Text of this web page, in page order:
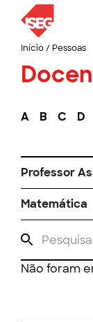
Início/ Pessoas
A B C D
Professor
Matemática
Não foram